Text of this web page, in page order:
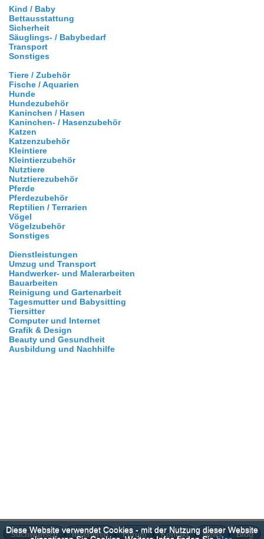
Kind / Baby
Bettausstattung
Sicherheit
Säuglings- / Babybedarf
Transport
Sonstiges
Tiere / Zubehör
Fische / Aquarien
Hunde
Hundezubehör
Kaninchen / Hasen
Kaninchen- / Hasenzubehör
Katzen
Katzenzubehör
Kleintiere
Kleintierzubehör
Nutztiere
Nutztierezubehör
Pferde
Pferdezubehör
Reptilien / Terrarien
Vögel
Vögelzubehör
Sonstiges
Dienstleistungen
Umzug und Transport
Handwerker- und Malerarbeiten
Bauarbeiten
Reinigung und Gartenarbeit
Tagesmutter und Babysitting
Tiersitter
Computer und Internet
Grafik & Design
Beauty und Gesundheit
Ausbildung und Nachhilfe
Suchwunsch Inserieren Forum Kontakt News Blog
Diese Website verwendet Cookies - mit der Nutzung dieser Website